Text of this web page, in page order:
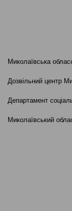
Миколаївська
Дозвільний центр
Департамент
Миколаївський